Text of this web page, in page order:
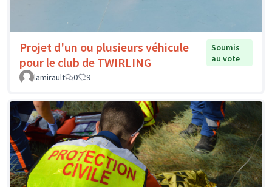
Projet d'un ou plusieurs véhicule
pour le club de TWIRLING
Soumis
au vote
lamirault
0 9